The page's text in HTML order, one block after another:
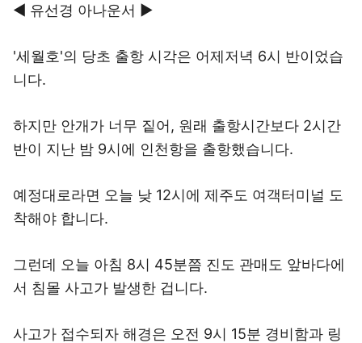
◀ 유선경 아나운서 ▶
'세월호'의 당초 출항 시각은 어제저녁 6시 반이었습
니다.
하지만 안개가 너무 짙어, 원래 출항시간보다 2시간
반이 지난 밤 9시에 인천항을 출항했습니다.
예정대로라면 오늘 낮 12시에 제주도 여객터미널 도
착해야 합니다.
그런데 오늘 아침 8시 45분쯤 진도 관매도 앞바다에
서 침몰 사고가 발생한 겁니다.
사고가 접수되자 해경은 오전 9시 15분 경비함과 링